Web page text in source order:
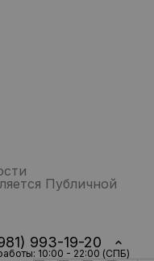
Публичной
993-19-20
10:00 - 22:00 (СПБ)